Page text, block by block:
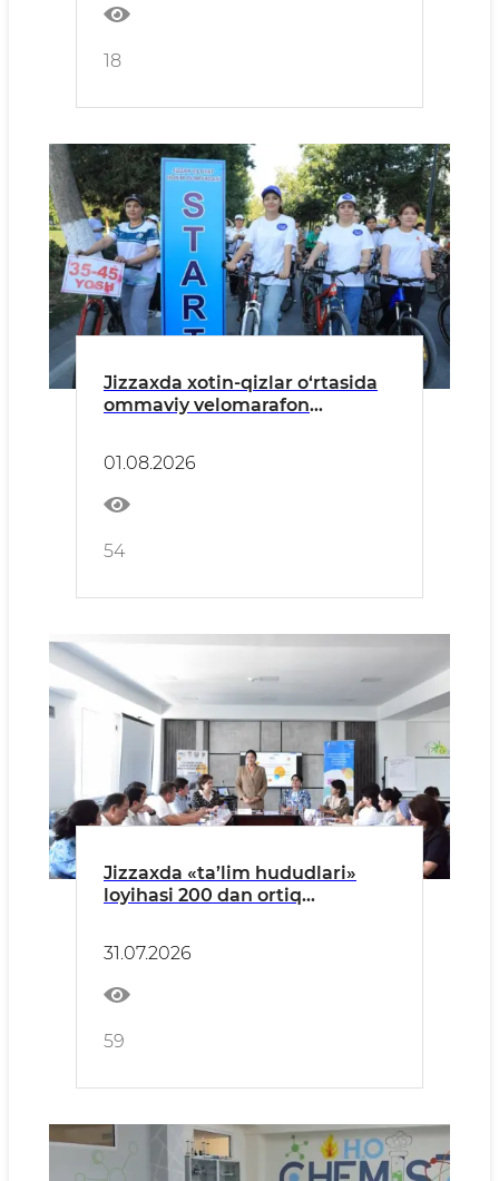
18
Jizzaxda xotin-qizlar o‘rtasida
ommaviy velomarafon
01.08.2026
54
Jizzaxda «ta’lim hududlari»
loyihasi 200 dan ortiq
31.07.2026
59